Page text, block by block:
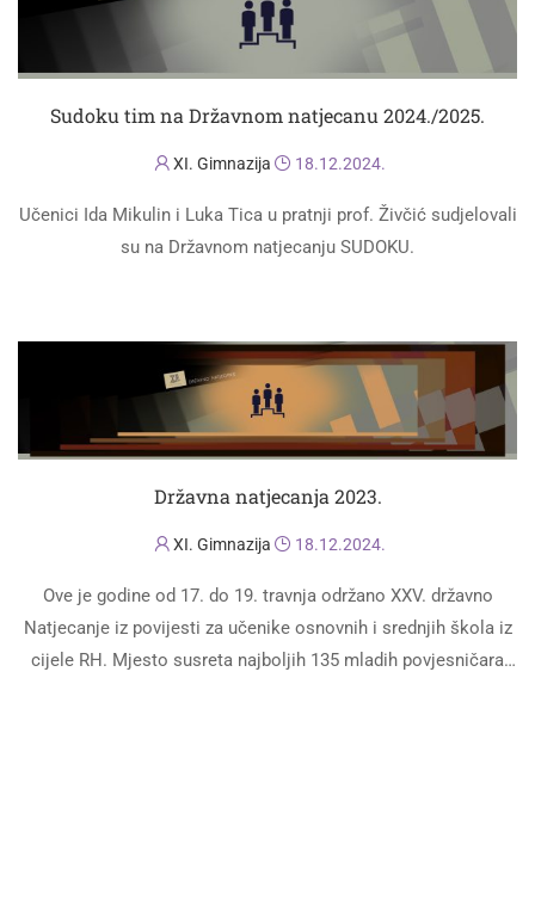
Sudoku tim na Državnom natjecanu 2024./2025.
XI. Gimnazija 18.12.2024.
Učenici Ida Mikulin i Luka Tica u pratnji prof. Živčić sudjelovali
su na Državnom natjecanju SUDOKU.
Državna natjecanja 2023.
XI. Gimnazija 18.12.2024.
Ove je godine od 17. do 19. travnja održano XXV. državno
Natjecanje iz povijesti za učenike osnovnih i srednjih škola iz
cijele RH. Mjesto susreta najboljih 135 mladih povjesničara